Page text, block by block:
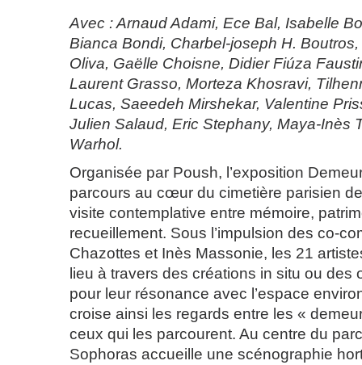
Avec : Arnaud Adami, Ece Bal, Isabelle
Bianca Bondi, Charbel-joseph H.
Oliva, Gaëlle Choisne, Didier Fiúza
Laurent Grasso, Morteza Khosravi,
Lucas, Saeedeh Mirshekar, Valentine
Julien Salaud, Eric Stephany, Maya-Inès
Warhol.
Organisée par Poush, l’exposition
parcours au cœur du cimetière parisien
visite contemplative entre mémoire,
recueillement. Sous l’impulsion des co-
Chazottes et Inès Massonie, les 21
lieu à travers des créations in situ ou
pour leur résonance avec l’espace
croise ainsi les regards entre les «
ceux qui les parcourent. Au centre du
Sophoras accueille une scénographie